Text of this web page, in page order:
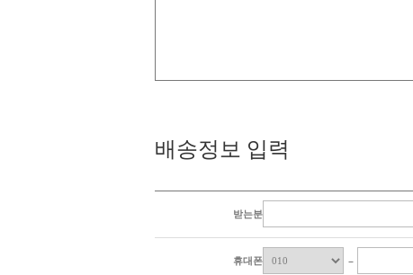
배송정보 입력
받는분
휴대폰